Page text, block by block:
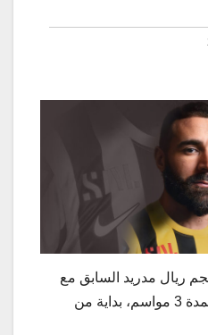
ريال مدريد السابق مع
نادي اتحاد جدة السعودي، لمدة 3 مواسم، بداية من